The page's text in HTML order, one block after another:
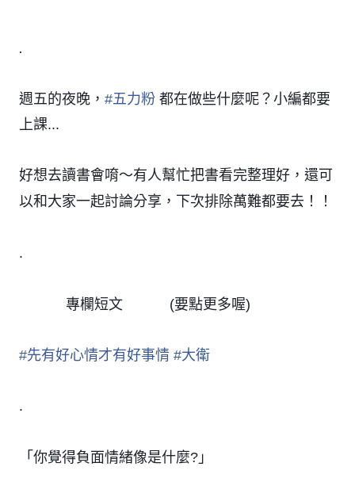
.
週五的夜晚， #五力粉 都在做些什麼呢？小編都要
上課...
好想去讀書會唷～有人幫忙把書看完整理好，還可
以和大家一起討論分享，下次排除萬難都要去！！
.
專欄短文 🖋(要點更多喔)
#先有好心情才有好事情 #大衛
.
「你覺得負面情緒像是什麼?」